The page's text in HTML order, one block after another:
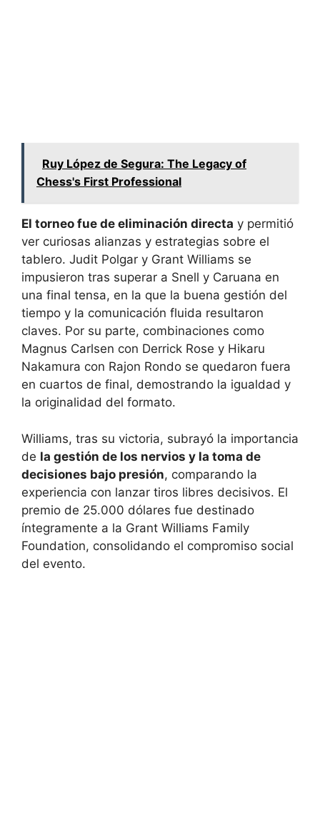
Ruy López de Segura: The Legacy of
Chess's First Professional
El torneo fue de eliminación directa y permitió
ver curiosas alianzas y estrategias sobre el
tablero. Judit Polgar y Grant Williams se
impusieron tras superar a Snell y Caruana en
una final tensa, en la que la buena gestión del
tiempo y la comunicación fluida resultaron
claves. Por su parte, combinaciones como
Magnus Carlsen con Derrick Rose y Hikaru
Nakamura con Rajon Rondo se quedaron fuera
en cuartos de final, demostrando la igualdad y
la originalidad del formato.
Williams, tras su victoria, subrayó la importancia
de la gestión de los nervios y la toma de
decisiones bajo presión, comparando la
experiencia con lanzar tiros libres decisivos. El
premio de 25.000 dólares fue destinado
íntegramente a la Grant Williams Family
Foundation, consolidando el compromiso social
del evento.